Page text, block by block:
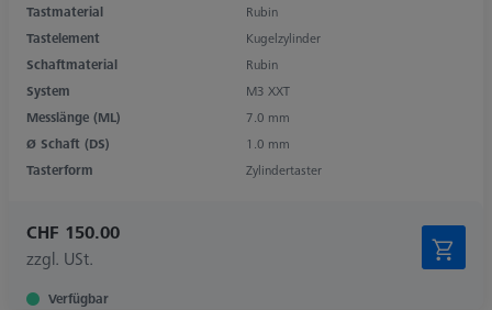
Tastmaterial
Rubin
Tastelement
Kugelzylinder
Schaftmaterial
Rubin
System
M3 XXT
Messlänge (ML)
7.0 mm
Ø Schaft (DS)
1.0 mm
Tasterform
Zylindertaster
CHF 150.00
zzgl. USt.
Verfügbar